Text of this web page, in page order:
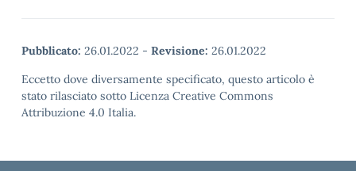
Pubblicato: 26.01.2022 - Revisione: 26.01.2022
Eccetto dove diversamente specificato, questo articolo è
stato rilasciato sotto Licenza Creative Commons
Attribuzione 4.0 Italia.